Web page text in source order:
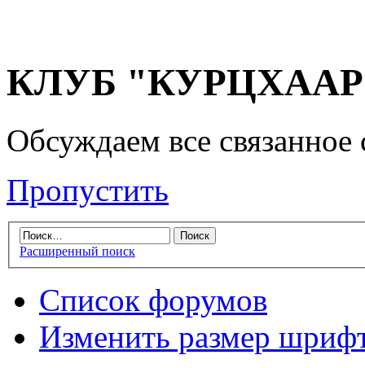
КЛУБ "КУРЦХААР"
Обсуждаем все
Пропустить
Расширенный поиск
Список форумов
Изменить размер